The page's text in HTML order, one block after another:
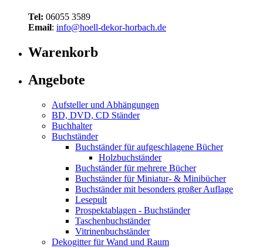
Tel: 06055 3589
Email: info@hoell-dekor-horbach.de
Warenkorb
Angebote
Aufsteller und Abhängungen
BD, DVD, CD Ständer
Buchhalter
Buchständer
Buchständer für aufgeschlagene Bücher
Holzbuchständer
Buchständer für mehrere Bücher
Buchständer für Miniatur- & Minibücher
Buchständer mit besonders großer Auflage
Lesepult
Prospektablagen - Buchständer
Taschenbuchständer
Vitrinenbuchständer
Dekogitter für Wand und Raum